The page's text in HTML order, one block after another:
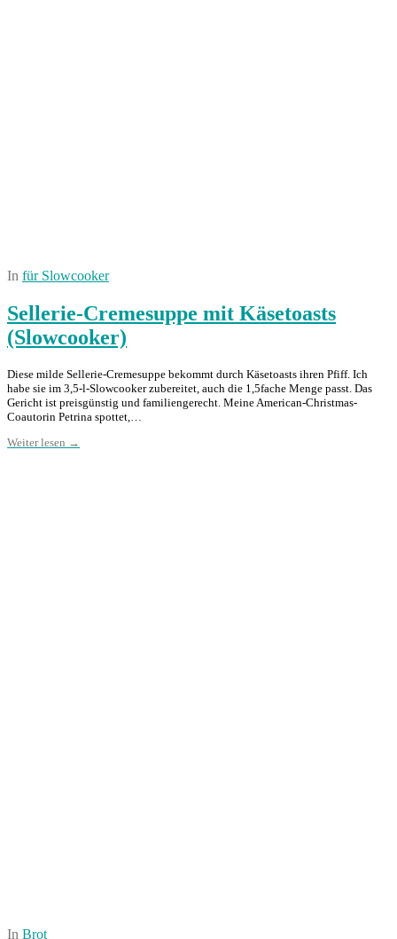
In für Slowcooker
Sellerie-Cremesuppe mit Käsetoasts
(Slowcooker)
Diese milde Sellerie-Cremesuppe bekommt durch Käsetoasts ihren Pfiff. Ich
habe sie im 3,5-l-Slowcooker zubereitet, auch die 1,5fache Menge passt. Das
Gericht ist preisgünstig und familiengerecht. Meine American-Christmas-
Coautorin Petrina spottet,…
Weiter lesen →
In Brot